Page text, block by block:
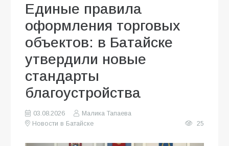
Единые правила
оформления торговых
объектов: в Батайске
утвердили новые
стандарты
благоустройства
03.08.2026
Малика Тапаева
Новости в Батайске
25